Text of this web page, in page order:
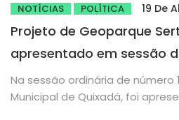
NOTÍCIAS POLÍTICA 19 De
Projeto de Geoparque
apresentado em sessão
Quixadá
Na sessão ordinária de número
Municipal de Quixadá, foi